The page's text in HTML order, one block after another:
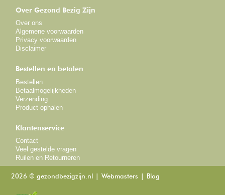
Over Gezond Bezig Zijn
Over ons
Algemene voorwaarden
Privacy voorwaarden
Disclaimer
Bestellen en betalen
Bestellen
Betaalmogelijkheden
Verzending
Product ophalen
Klantenservice
Contact
Veel gestelde vragen
Ruilen en Retourneren
2026 © gezondbezigzijn.nl Webmasters Blog